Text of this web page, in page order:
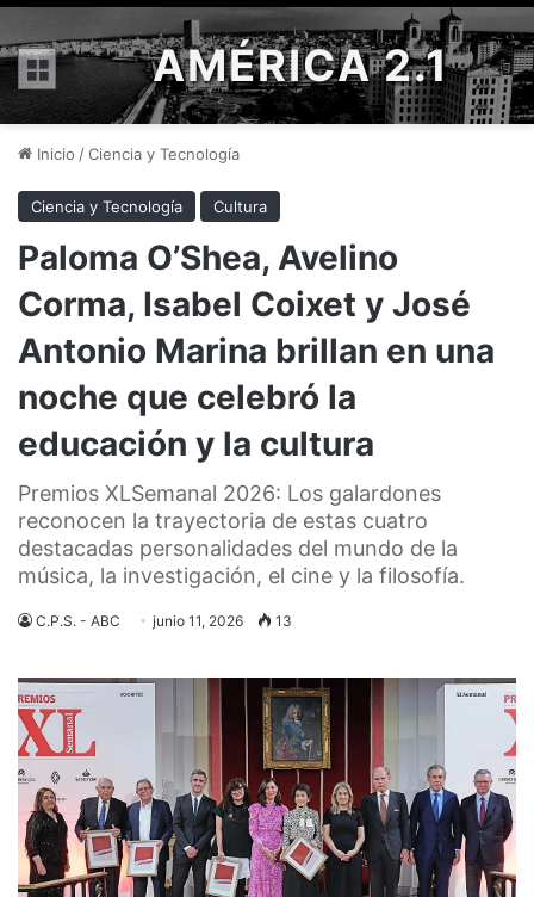
Menú AMÉRICA 2.1
Inicio /Ciencia y Tecnología
Ciencia y Tecnología Cultura
Paloma O’Shea, Avelino
Corma, Isabel Coixet y José
Antonio Marina brillan en una
noche que celebró la
educación y la cultura
Premios XLSemanal 2026: Los galardones
reconocen la trayectoria de estas cuatro
destacadas personalidades del mundo de la
música, la investigación, el cine y la filosofía.
C.P.S. - ABC junio 11, 2026 13